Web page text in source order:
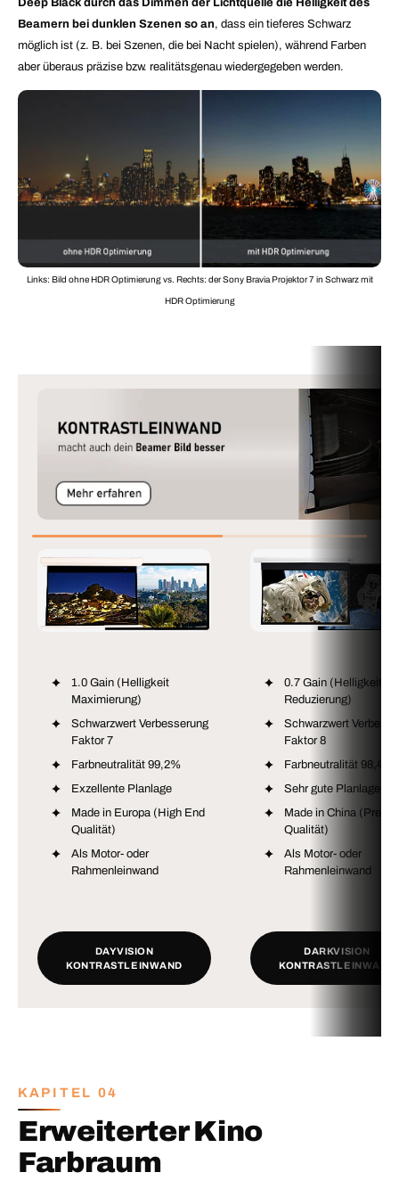
Deep Black durch das Dimmen der Lichtquelle die Helligkeit des
Beamern bei dunklen Szenen so an, dass ein tieferes Schwarz
möglich ist (z. B. bei Szenen, die bei Nacht spielen), während Farben
aber überaus präzise bzw. realitätsgenau wiedergegeben werden.
Links: Bild ohne HDR Optimierung vs. Rechts: der Sony Bravia Projektor 7 in Schwarz mit
HDR Optimierung
1.0 Gain (Helligkeit
Maximierung)
Schwarzwert Verbesserung
Faktor 7
Farbneutralität 99,2%
Exzellente Planlage
Made in Europa (High End
Qualität)
Als Motor- oder
Rahmenleinwand
0.7 Gain (Helligkeit
Reduzierung)
Schwarzwert
Faktor 8
Farbneutralität 98,4%
Sehr gute Planlage
Made in China
Qualität)
Als Motor- oder
Rahmenleinwand
DAYVISION
KONTRASTLEINWAND
DARKVISION
KONTRASTLEINWAND
KAPITEL 04
Erweiterter Kino
Farbraum